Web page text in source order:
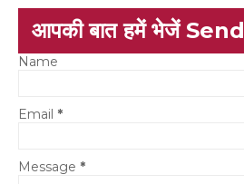
आपकी बात हमें भेजें Send
Name
Email *
Message *